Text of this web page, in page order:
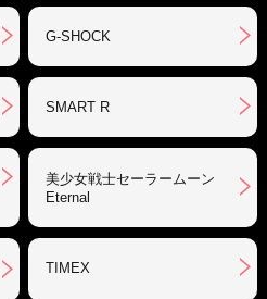
G-SHOCK
SMART R
美少女戦士セーラームーン
Eternal
TIMEX